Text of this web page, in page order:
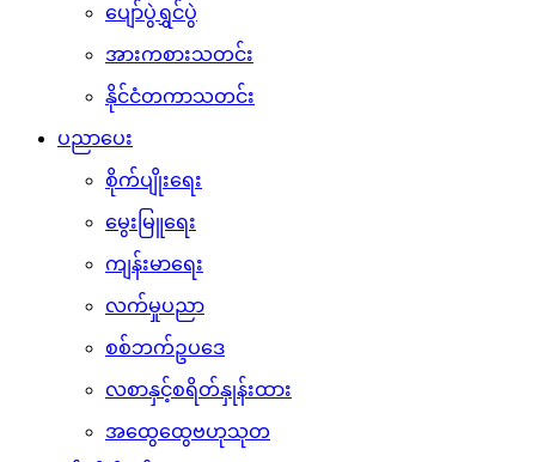
ပျော်ပွဲရွှင်ပွဲ
အားကစားသတင်း
နိုင်ငံတကာသတင်း
ပညာပေး
စိုက်ပျိုးရေး
မွေးမြူရေး
ကျန်းမာရေး
လက်မှုပညာ
စစ်ဘက်ဥပဒေ
လစာနှင့်စရိတ်နှုန်းထား
အထွေထွေဗဟုသုတ